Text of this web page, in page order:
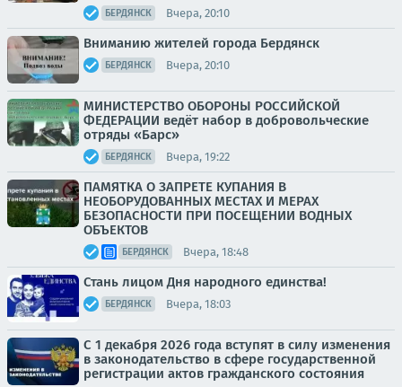
БЕРДЯНСК Вчера, 20:10
Вниманию жителей города Бердянск
БЕРДЯНСК Вчера, 20:10
МИНИСТЕРСТВО ОБОРОНЫ РОССИЙСКОЙ
ФЕДЕРАЦИИ ведёт набор в добровольческие
отряды «Барс»
БЕРДЯНСК Вчера, 19:22
ПАМЯТКА О ЗАПРЕТЕ КУПАНИЯ В
НЕОБОРУДОВАННЫХ МЕСТАХ И МЕРАХ
БЕЗОПАСНОСТИ ПРИ ПОСЕЩЕНИИ ВОДНЫХ
ОБЪЕКТОВ
БЕРДЯНСК Вчера, 18:48
Стань лицом Дня народного единства!
БЕРДЯНСК Вчера, 18:03
С 1 декабря 2026 года вступят в силу изменения
в законодательство в сфере государственной
регистрации актов гражданского состояния